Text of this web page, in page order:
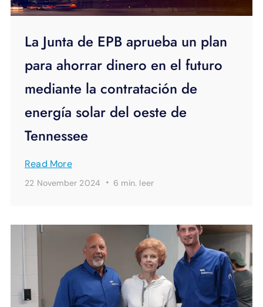
La Junta de EPB aprueba un plan
para ahorrar dinero en el futuro
mediante la contratación de
energía solar del oeste de
Tennessee
Read More
22 November 2024 · 6 min. leer